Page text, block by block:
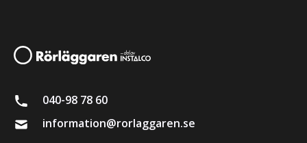
040-98 78 60
information@rorlaggaren.se